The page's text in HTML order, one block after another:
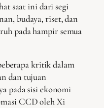
saat ini dari segi
budaya, riset, dan
pada hampir semua
kritik dalam
dan tujuan
pada sisi ekonomi
CCD oleh Xi